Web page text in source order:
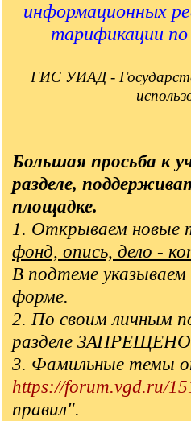
информационных
тарификации по
ГИС УИАД -
Большая просьба к
разделе,
площадке.
1. Открываем новые
фонд, опись, дело -
В подтеме
форме.
2. По своим личным
разделе
3. Фамильные темы
https://forum.vgd.ru/
правил".